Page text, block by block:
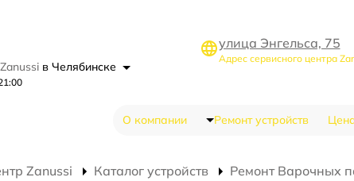
в Челябинске
улица Энгельса, 75
Адрес сервисного центра
О компании Ремонт устройств
Zanussi Каталог устройств Ремонт Варочных